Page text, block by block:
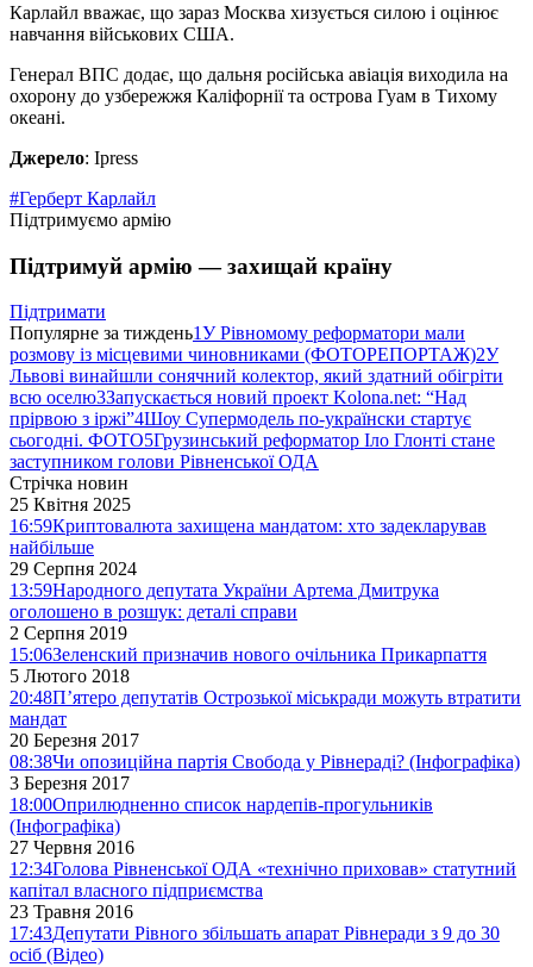
Карлайл вважає, що зараз Москва хизується силою і оцінює
навчання військових США.
Генерал ВПС додає, що дальня російська авіація виходила на
охорону до узбережжя Каліфорнії та острова Гуам в Тихому
океані.
Джерело: Ipress
#Герберт Карлайл
Підтримуємо армію
Підтримуй армію — захищай країну
Підтримати
Популярне за тиждень1У Рівномому реформатори мали
розмову із місцевими чиновниками (ФОТОРЕПОРТАЖ)2У
Львові винайшли сонячний колектор, який здатний обігріти
всю оселю3Запускається новий проект Kolona.net: “Над
прірвою з іржі”4Шоу Супермодель по-українски стартує
сьогодні. ФОТО5Грузинський реформатор Іло Глонті стане
заступником голови Рівненської ОДА
Стрічка новин
25 Квітня 2025
16:59Криптовалюта захищена мандатом: хто задекларував
найбільше
29 Серпня 2024
13:59Народного депутата України Артема Дмитрука
оголошено в розшук: деталі справи
2 Серпня 2019
15:06Зеленский призначив нового очільника Прикарпаття
5 Лютого 2018
20:48П’ятеро депутатів Острозької міськради можуть втратити
мандат
20 Березня 2017
08:38Чи опозиційна партія Свобода у Рівнераді? (Інфографіка)
3 Березня 2017
18:00Оприлюдненно список нардепів-прогульників
(Інфографіка)
27 Червня 2016
12:34Голова Рівненської ОДА «технічно приховав» статутний
капітал власного підприємства
23 Травня 2016
17:43Депутати Рівного збільшать апарат Рівнеради з 9 до 30
осіб (Відео)